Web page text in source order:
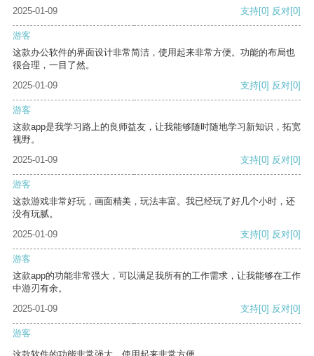
2025-01-09
支持[0] 反对[0]
游客
这款办公软件的界面设计非常简洁，使用起来非常方便。功能的布局也
很合理，一目了然。
2025-01-09
支持[0] 反对[0]
游客
这款app是我学习路上的良师益友，让我能够随时随地学习新知识，拓宽
视野。
2025-01-09
支持[0] 反对[0]
游客
这款游戏非常好玩，画面精美，玩法丰富。我已经玩了好几个小时，还
没有玩腻。
2025-01-09
支持[0] 反对[0]
游客
这款app的功能非常强大，可以满足我所有的工作需求，让我能够在工作
中游刃有余。
2025-01-09
支持[0] 反对[0]
游客